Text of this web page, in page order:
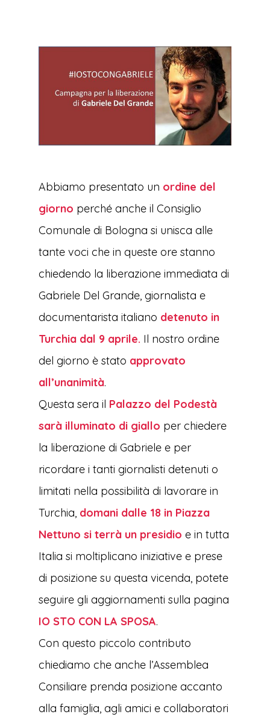
Abbiamo presentato un ordine del
giorno perché anche il Consiglio
Comunale di Bologna si unisca alle
tante voci che in queste ore stanno
chiedendo la liberazione immediata di
Gabriele Del Grande, giornalista e
documentarista italiano detenuto in
Turchia dal 9 aprile. Il nostro ordine
del giorno è stato approvato
all’unanimità.
Questa sera il Palazzo del Podestà
sarà illuminato di giallo per chiedere
la liberazione di Gabriele e per
ricordare i tanti giornalisti detenuti o
limitati nella possibilità di lavorare in
Turchia, domani dalle 18 in Piazza
Nettuno si terrà un presidio e in tutta
Italia si moltiplicano iniziative e prese
di posizione su questa vicenda, potete
seguire gli aggiornamenti sulla pagina
IO STO CON LA SPOSA.
Con questo piccolo contributo
chiediamo che anche l’Assemblea
Consiliare prenda posizione accanto
alla famiglia, agli amici e collaboratori